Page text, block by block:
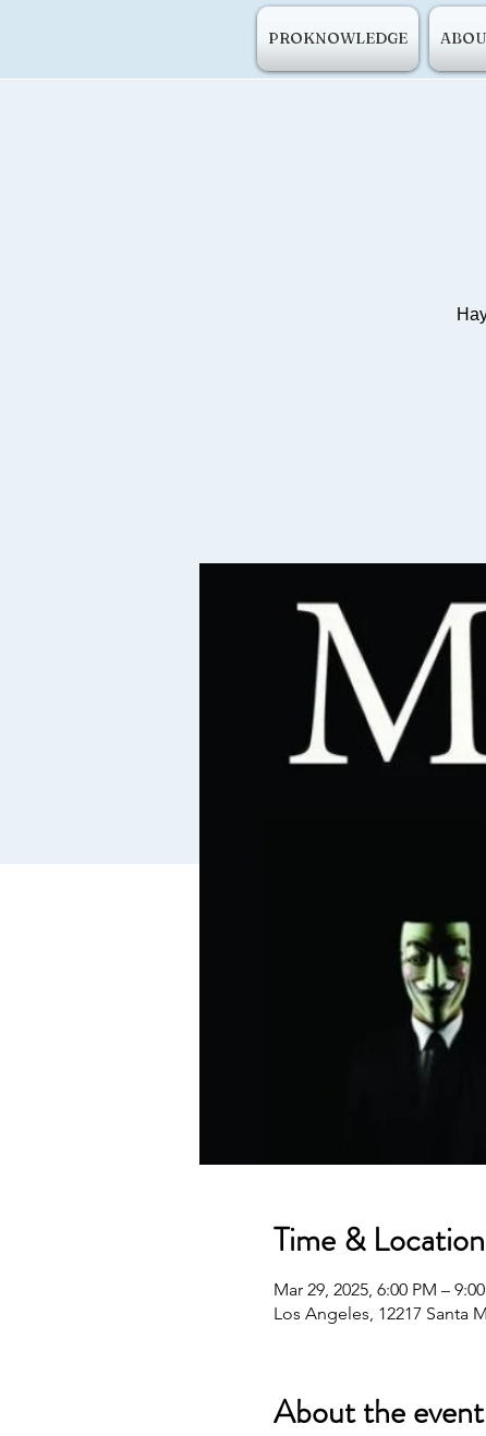
PROKNOWLEDGE
Time & Location
Mar 29, 2025, 6:00 PM –
Los Angeles, 12217 Santa
About the event